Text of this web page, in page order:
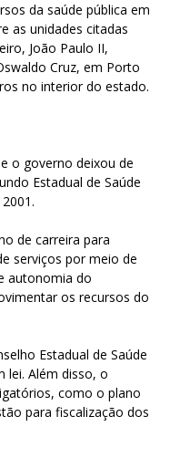
da saúde pública em
as unidades citadas
João Paulo II,
Cruz, em Porto
no interior do estado.
o governo deixou de
Estadual de Saúde
de carreira para
serviços por meio de
autonomia do
os recursos do
Estadual de Saúde
lei. Além disso, o
como o plano
para fiscalização dos